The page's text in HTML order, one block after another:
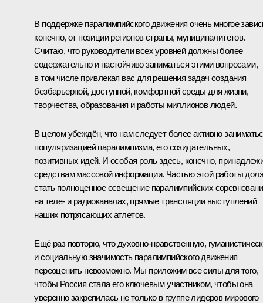
В поддержке паралимпийского движения очень многое
конечно, от позиции регионов страны, муниципалитетов.
Считаю, что руководители всех уровней должны более
содержательно и настойчиво заниматься этими вопросами,
в том числе привлекая вас для решения задач создания
безбарьерной, доступной, комфортной среды для жизни,
творчества, образования и работы миллионов людей.
В целом убеждён, что нам следует более активно
популяризацией паралимпизма, его созидательных,
позитивных идей. И особая роль здесь, конечно,
средствам массовой информации. Частью этой работы
стать полноценное освещение паралимпийских
на теле- и радиоканалах, прямые трансляции выступлений
наших потрясающих атлетов.
Ещё раз повторю, что духовно-нравственную,
и социальную значимость паралимпийского движения
переоценить невозможно. Мы приложим все силы для того,
чтобы Россия стала его ключевым участником, чтобы она
уверенно закрепилась не только в группе лидеров мирового